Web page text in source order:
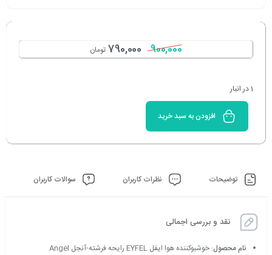
900,000
790,000 تومان
1 در انبار
افزودن به سبد خرید
توضیحات نظرات کاربران سوالات کاربران
نقد و بررسی اجمالی
نام محصول: خوشبوکننده هوا ایفل EYFEL رایحه فرشته-آنجل Angel